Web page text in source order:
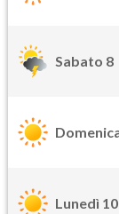
Sabato 8
Lunedì 10